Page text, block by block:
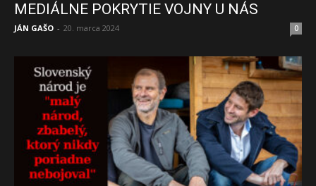
MEDIÁLNE POKRYTIE VOJNY U NÁS
JÁN GAŠO - 20. marca 2024 0